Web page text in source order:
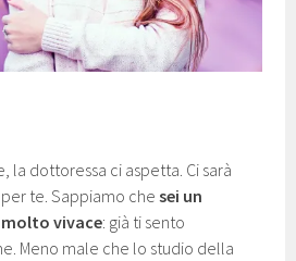
la dottoressa ci aspetta. Ci sarà
te. Sappiamo chesei un
vivace: già ti sento
Meno male che lo studio della